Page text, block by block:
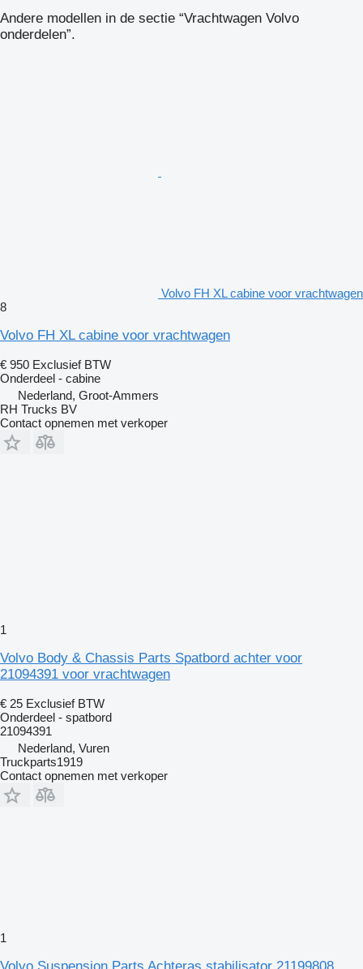
Andere modellen in de sectie “Vrachtwagen Volvo
onderdelen”.
Volvo FH XL cabine voor vrachtwagen
8
Volvo FH XL cabine voor vrachtwagen
€ 950 Exclusief BTW
Onderdeel - cabine
Nederland, Groot-Ammers
RH Trucks BV
Contact opnemen met verkoper
1
Volvo Body & Chassis Parts Spatbord achter voor
21094391 voor vrachtwagen
€ 25 Exclusief BTW
Onderdeel - spatbord
21094391
Nederland, Vuren
Truckparts1919
Contact opnemen met verkoper
1